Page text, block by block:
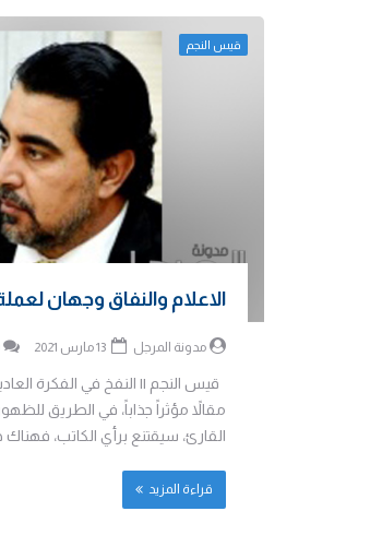
قيس النجم
الاعلام والنفاق وجهان
مدونة المرجل
قيس النجم || النفخ في الفكرة
مقالاً مؤثراً جذاباً، في الطريق
القارئ، سيقتنع برأي الكاتب،
قراءة المزيد